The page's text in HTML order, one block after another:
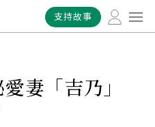
支持故事
妻「吉乃」